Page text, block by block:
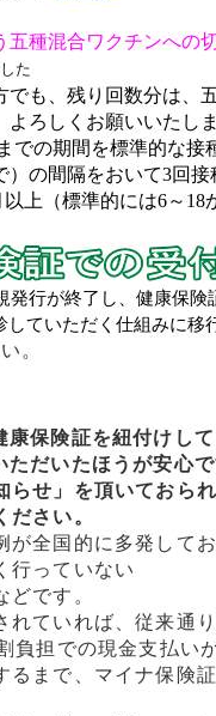
五種混合ワクチンへの
た
も、残り回数分は、
よろしくお願いいたし
での期間を標準的な接
）の間隔をおいて3回
上（標準的には6～18
発行が終了し、健康保
していただく仕組みに移
。
保険証を紐付けし
だいたほうが安心
せ」を頂いておら
さい。
が全国的に多発して
行っていない
です。
れていれば、従来通
負担での現金支払い
るまで、マイナ保険